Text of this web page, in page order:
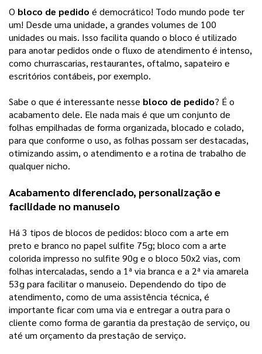
O bloco de pedido é democrático! Todo mundo pode ter
um! Desde uma unidade, a grandes volumes de 100
unidades ou mais. Isso facilita quando o bloco é utilizado
para anotar pedidos onde o fluxo de atendimento é intenso,
como churrascarias, restaurantes, oftalmo, sapateiro e
escritórios contábeis, por exemplo.
Sabe o que é interessante nesse bloco de pedido? É o
acabamento dele. Ele nada mais é que um conjunto de
folhas empilhadas de forma organizada, blocado e colado,
para que conforme o uso, as folhas possam ser destacadas,
otimizando assim, o atendimento e a rotina de trabalho de
qualquer nicho.
Acabamento diferenciado, personalização e
facilidade no manuseio
Há 3 tipos de blocos de pedidos: bloco com a arte em
preto e branco no papel sulfite 75g; bloco com a arte
colorida impresso no sulfite 90g e o bloco 50x2 vias, com
folhas intercaladas, sendo a 1ª via branca e a 2ª via amarela
53g para facilitar o manuseio. Dependendo do tipo de
atendimento, como de uma assistência técnica, é
importante ficar com uma via e entregar a outra para o
cliente como forma de garantia da prestação de serviço, ou
até um orçamento da prestação de serviço.